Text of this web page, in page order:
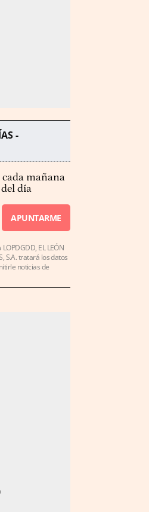
-
mañana
día
APUNTARME
EL LEÓN
S.A. tratará los datos
noticias de